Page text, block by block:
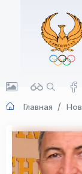
Главная
Онлайн ·